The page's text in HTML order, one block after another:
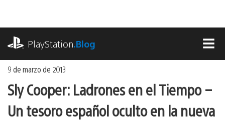
contenido
PlayStation.Blog
9 de marzo de 2013
Sly Cooper: Ladrones en el Tiempo –
Un tesoro español oculto en la nueva